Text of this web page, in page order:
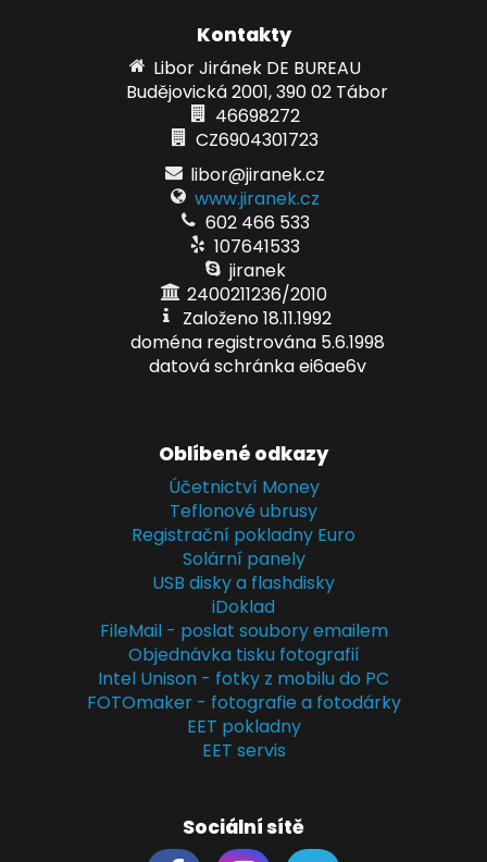
Kontakty
Libor Jiránek DE BUREAU
Budějovická 2001, 390 02 Tábor
46698272
CZ6904301723
libor@jiranek.cz
www.jiranek.cz
602 466 533
107641533
jiranek
2400211236/2010
Založeno 18.11.1992
doména registrována 5.6.1998
datová schránka ei6ae6v
Oblíbené odkazy
Účetnictví Money
Teflonové ubrusy
Registrační pokladny Euro
Solární panely
USB disky a flashdisky
iDoklad
FileMail - poslat soubory emailem
Objednávka tisku fotografií
Intel Unison - fotky z mobilu do PC
FOTOmaker - fotografie a fotodárky
EET pokladny
EET servis
Sociální sítě